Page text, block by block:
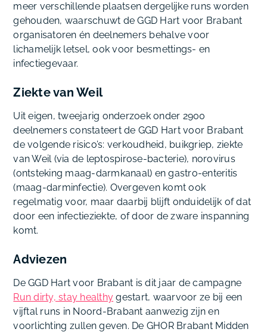
meer verschillende plaatsen dergelijke runs worden
gehouden, waarschuwt de GGD Hart voor Brabant
organisatoren én deelnemers behalve voor
lichamelijk letsel, ook voor besmettings- en
infectiegevaar.
Ziekte van Weil
Uit eigen, tweejarig onderzoek onder 2900
deelnemers constateert de GGD Hart voor Brabant
de volgende risico’s: verkoudheid, buikgriep, ziekte
van Weil (via de leptospirose-bacterie), norovirus
(ontsteking maag-darmkanaal) en gastro-enteritis
(maag-darminfectie). Overgeven komt ook
regelmatig voor, maar daarbij blijft onduidelijk of dat
door een infectieziekte, of door de zware inspanning
komt.
Adviezen
De GGD Hart voor Brabant is dit jaar de campagne
Run dirty, stay healthy gestart, waarvoor ze bij een
vijftal runs in Noord-Brabant aanwezig zijn en
voorlichting zullen geven. De GHOR Brabant Midden